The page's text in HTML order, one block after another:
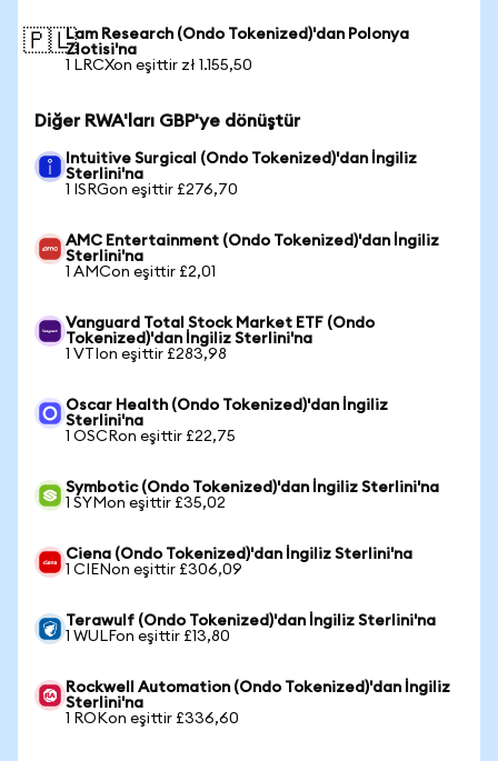
🇵🇱Lam Research (Ondo Tokenized)'dan Polonya
Zlotisi'na
1 LRCXon eşittir zł 1.155,50
Diğer RWA'ları GBP'ye dönüştür
Intuitive Surgical (Ondo Tokenized)'dan İngiliz
Sterlini'na
1 ISRGon eşittir £276,70
AMC Entertainment (Ondo Tokenized)'dan İngiliz
Sterlini'na
1 AMCon eşittir £2,01
Vanguard Total Stock Market ETF (Ondo
Tokenized)'dan İngiliz Sterlini'na
1 VTIon eşittir £283,98
Oscar Health (Ondo Tokenized)'dan İngiliz
Sterlini'na
1 OSCRon eşittir £22,75
Symbotic (Ondo Tokenized)'dan İngiliz Sterlini'na
1 SYMon eşittir £35,02
Ciena (Ondo Tokenized)'dan İngiliz Sterlini'na
1 CIENon eşittir £306,09
Terawulf (Ondo Tokenized)'dan İngiliz Sterlini'na
1 WULFon eşittir £13,80
Rockwell Automation (Ondo Tokenized)'dan İngiliz
Sterlini'na
1 ROKon eşittir £336,60